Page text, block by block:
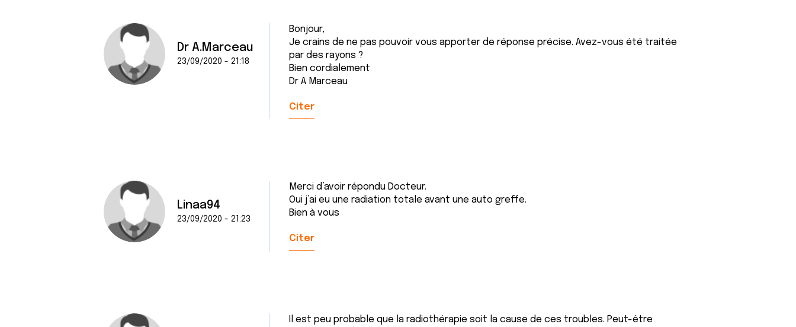
Dr A.Marceau
23/09/2020 - 21:18
Bonjour,
Je crains de ne pas pouvoir vous apporter de réponse précise. Avez-vous été traitée
par des rayons ?
Bien cordialement
Dr A Marceau
Citer
Linaa94
23/09/2020 - 21:23
Merci d’avoir répondu Docteur.
Oui j’ai eu une radiation totale avant une auto greffe.
Bien à vous
Citer
Il est peu probable que la radiothérapie soit la cause de ces troubles. Peut-être